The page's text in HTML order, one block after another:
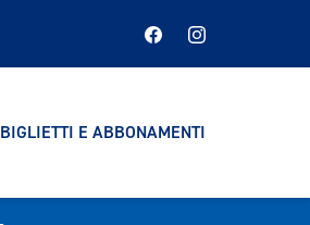
BIGLIETTI E ABBONAMENTI